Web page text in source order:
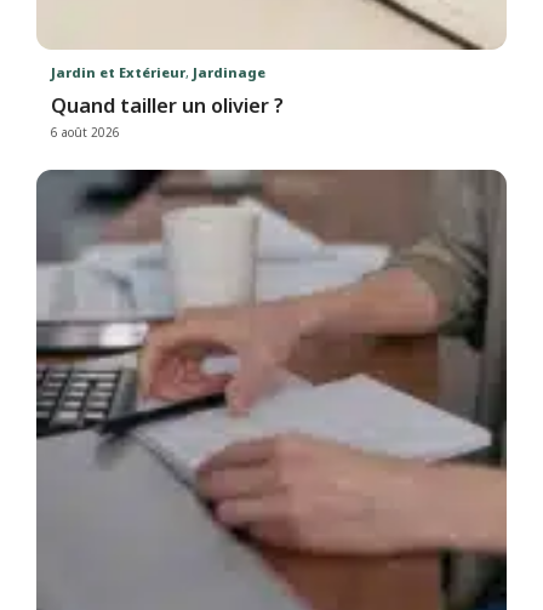
Jardin et Extérieur, Jardinage
Quand tailler un olivier ?
6 août 2026